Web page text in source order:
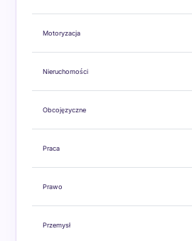
Motoryzacja
Nieruchomości
Obcojęzyczne
Praca
Prawo
Przemysł